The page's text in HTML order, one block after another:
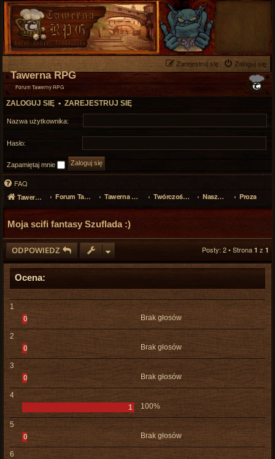
Zaloguj się
Zarejestruj się
Tawerna RPG
Forum Tawerny RPG
ZALOGUJ SIĘ • ZAREJESTRUJ SIĘ
Nazwa użytkownika:
Hasło:
Zapamiętaj mnie
FAQ
Tawerna RPG Forum Tawerny RPG Tawerna RPG Twórczość własna, poezja Nasza twórczość Proza
Moja scifi fantasy Szuflada :)
ODPOWIEDZ Posty: 2 • Strona 1 z 1
Ocena:
1
0
Brak głosów
2
0
Brak głosów
3
0
Brak głosów
4
1
100%
5
0
Brak głosów
6